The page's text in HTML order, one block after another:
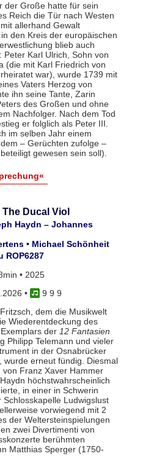
der Große hatte für sein
Reich die Tür nach Westen
allerhand Gewalt
den Kreis der europäischen
blieb auch
Karl Ulrich, Sohn von
(die mit Karl Friedrich von
war), wurde 1739 mit
Vaters Herzog von
ihn seine Tante, Zarin
des Großen und ohne
Nachfolger. Nach dem Tod
er folglich als Peter III.
im selben Jahr einem
– Gerüchten zufolge –
gewesen sein soll).
Ducal Viol
Haydn – Johannes
• Michael Schönheit
ROP6287
• 2025
•
9 9 9
dem die Musikwelt
Wiederentdeckung des
der 12 Fantasien
Philipp Telemann und vieler
in der Osnabrücker
wurde erneut fündig. Diesmal
Franz Xaver Hammer
höchstwahrscheinlich
in einer in Schwerin
Ludwigslust
vorwiegend mit 2
der Weltersteinspielungen
zwei Divertimenti von
berühmten
Matthias Sperger (1750-